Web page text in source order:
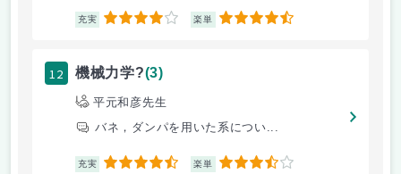
充実 4 楽単 4.5
12 機械力学?(3)
平元和彦先生
バネ，ダンパを用いた系につい...
充実 4.5 楽単 3.5